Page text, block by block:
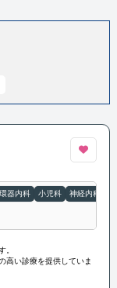
器内科 小児科 神経内科
。
高い診療を提供していま
われ、地域の健康増進に